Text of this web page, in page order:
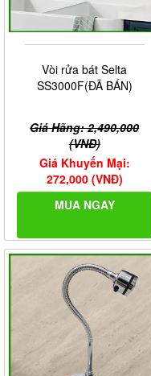
Vòi rửa bát Selta
SS3000F(ĐÃ BÁN)
Giá Hãng: 2,490,000
(VNĐ)
Giá Khuyến Mại:
272,000 (VNĐ)
MUA NGAY